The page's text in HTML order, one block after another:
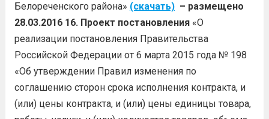
Белореченского района» (скачать)– размещено
28.03.2016 16. Проект постановления«О
реализации постановления Правительства
Российской Федерации от 6 марта 2015 года № 198
«Об утверждении Правил изменения по
соглашению сторон срока исполнения контракта, и
(или) цены контракта, и (или) цены единицы товара,